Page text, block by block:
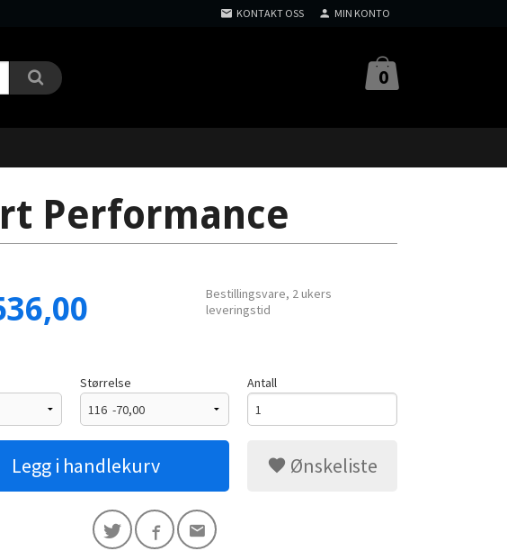
KONTAKT OSS MIN KONTO
0
Performance
Bestillingsvare, 2 ukers
leveringstid
Størrelse Antall
Legg i handlekurv Ønskeliste